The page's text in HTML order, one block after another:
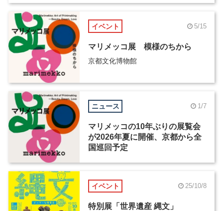
イベント 5/15
マリメッコ展 模様のちから
京都文化博物館
ニュース 1/7
マリメッコの10年ぶりの展覧会
が2026年夏に開催、京都から全
国巡回予定
イベント 25/10/8
特別展「世界遺産 縄文」